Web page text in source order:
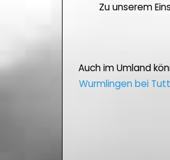
Zu unserem
Auch im Umland
Wurmlingen bei